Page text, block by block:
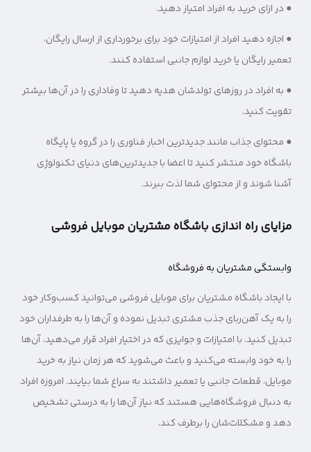
● در ازای خرید به افراد امتیاز دهید.
● اجازه دهید افراد از امتیازات خود برای برخورداری از ارسال رایگان،
تعمیر رایگان یا خرید لوازم جانبی استفاده کنند.
● به افراد در روزهای تولدشان هدیه دهید تا وفاداری را در آن‌ها بیشتر
تقویت کنید.
● محتوای جذاب مانند جدیدترین اخبار فناوری را در گروه یا پایگاه
باشگاه خود منتشر کنید تا اعضا با جدیدترین‌های دنیای تکنولوژی
آشنا شوند و از محتوای شما لذت ببرند.
مزایای راه اندازی باشگاه مشتریان موبایل فروشی
وابستگی مشتریان به فروشگاه
با ایجاد باشگاه مشتریان برای موبایل فروشی می‌توانید کسب‌وکار خود
را به یک آهن‌ربای جذب مشتری تبدیل نموده و آن‌ها را به طرفداران خود
تبدیل کنید. با امتیازات و جوایزی که در اختیار افراد قرار می‌دهید، آن‌ها
را به خود وابسته می‌کنید و باعث می‌شوید که هر زمان نیاز به خرید
موبایل، قطعات جانبی یا تعمیر داشتند به سراغ شما بیایند. امروزه افراد
به دنبال فروشگاه‌هایی هستند که نیاز آن‌ها را به درستی تشخیص
دهد و مشکلات‌شان را برطرف کند.